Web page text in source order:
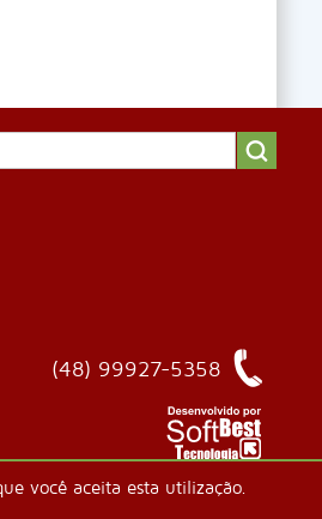
você aceita esta utilização.
(48) 99927-5358